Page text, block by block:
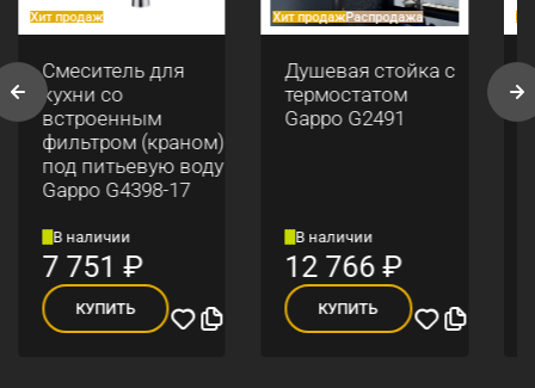
Хит продаж
Смеситель для
кухни со
встроенным
фильтром (краном)
под питьевую воду
Gappo G4398-17
В наличии
7 751 ₽
КУПИТЬ
Хит продажРаспродажа
Душевая стойка с
термостатом
Gappo G2491
В наличии
12 766₽
КУПИТЬ